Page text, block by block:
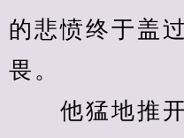
的悲愤终于盖
畏。
他猛地推开